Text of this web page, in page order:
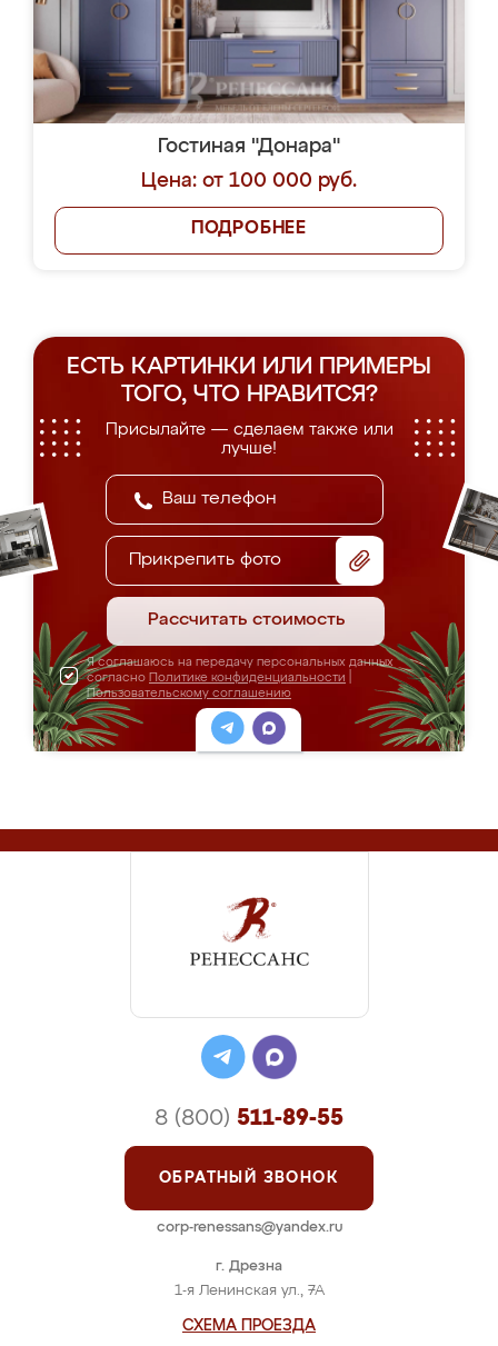
Гостиная "Донара"
Цена: от 100 000 руб.
ПОДРОБНЕЕ
ЕСТЬ КАРТИНКИ ИЛИ ПРИМЕРЫ
ТОГО, ЧТО НРАВИТСЯ?
Присылайте — сделаем также или
лучше!
Прикрепить фото
Рассчитать стоимость
Я соглашаюсь на передачу персональных данных
согласно Политике конфиденциальности
Пользовательскому соглашению
г. Дрезна
1-я Ленинская ул., 7А
СХЕМА ПРОЕЗДА
8 (800) 511-89-55
ОБРАТНЫЙ ЗВОНОК
corp-renessans@yandex.ru